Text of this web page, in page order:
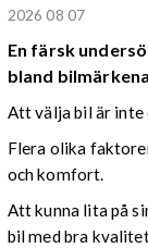
2026 08 07
En färsk
bland bilmärkena.
Att välja bil är
Flera olika
och komfort.
Att kunna lita på
bil med bra